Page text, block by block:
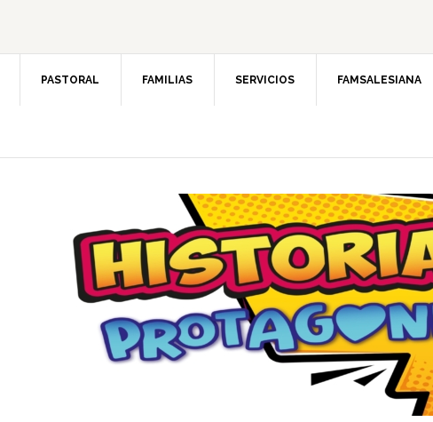
PASTORAL FAMILIAS SERVICIOS FAMSALESIANA